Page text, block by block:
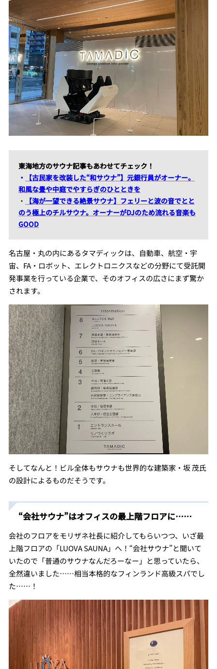
東海地方のサウナ記事もあわせてチェック！
・
【古民家を改装した“和サウナ”】元銀行員がオーナー。
和風な畳や中庭でやすらぎのひとときを
・
【海が一望できる絶景サウナ】フェリーと波の音でとと
のう極上のチルサウナ。オーナーがDJのため流れる音楽も
GOOD
名古屋・丸の内にあるタマディックは、自動車、航空・宇
宙、FA・ロボット、エレクトロニクスなどの分野にて受託開
発事業を行っている企業で、そのオフィスの広さにまず驚か
されます。
そしてなんと！ビル全体もサウナも世界的な建築家・坂 茂氏
の設計によるものだそうです。
“会社サウナ”はオフィスの最上階フロアに……
会社のフロアをモリザネ社長に紹介してもらいつつ、いざ最
上階フロアの「LUOVA SAUNA」へ！“会社サウナ”と聞いて
いたので「普通のサウナなんだろーなー」と思っていたら、
全然違いました……相当本格的なフィンランド高級スパでし
た……！